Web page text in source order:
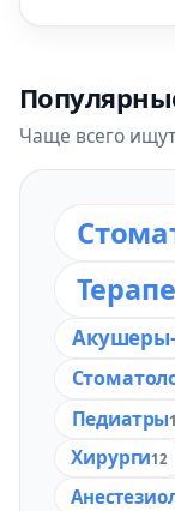
Чаще всего
Акушеры-
Педиатры
Хирурги12